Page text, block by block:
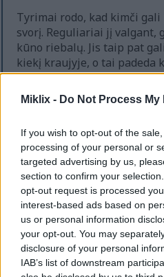
Miklix - Do Not Process
If you wish to opt-out of the
processing of your personal or
targeted advertising by us,
section to confirm your
opt-out request is processed
interest-based ads based on
us or personal information
your opt-out. You may
disclosure of your personal
IAB’s list of downstream
Tyrimai rodo, kad kimči
svorį. Reguliariai jį valgant,
kūno riebalų. Jis taip pat
kiekį kraujyje, o tai padeda
Į patiekalus įtraukus kimči,
to, patiekale yra svarbių
pasirinkimas tiems, kurie
išlikti sveiki.
Kimči padeda
sveikatą
Kimči puikiai tinka širdies